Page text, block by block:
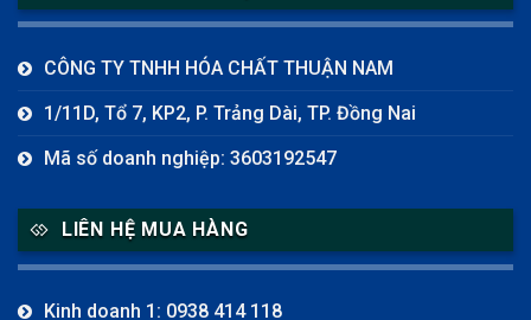
CÔNG TY TNHH HÓA CHẤT THUẬN NAM
1/11D, Tổ 7, KP2, P. Trảng Dài, TP. Đồng Nai
Mã số doanh nghiệp: 3603192547
LIÊN HỆ MUA HÀNG
Kinh doanh 1: 0938 414 118